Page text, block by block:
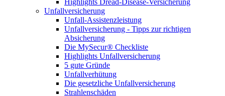
Highlights Dread-Disease-Versicherung
Unfallversicherung
Unfall-Assistenzleistung
Unfallversicherung - Tipps zur richtigen
Absicherung
Die MySecur® Checkliste
Highlights Unfallversicherung
5 gute Gründe
Unfallverhütung
Die gesetzliche Unfallversicherung
Strahlenschäden